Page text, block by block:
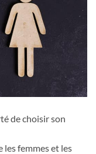
de choisir son
les femmes et les